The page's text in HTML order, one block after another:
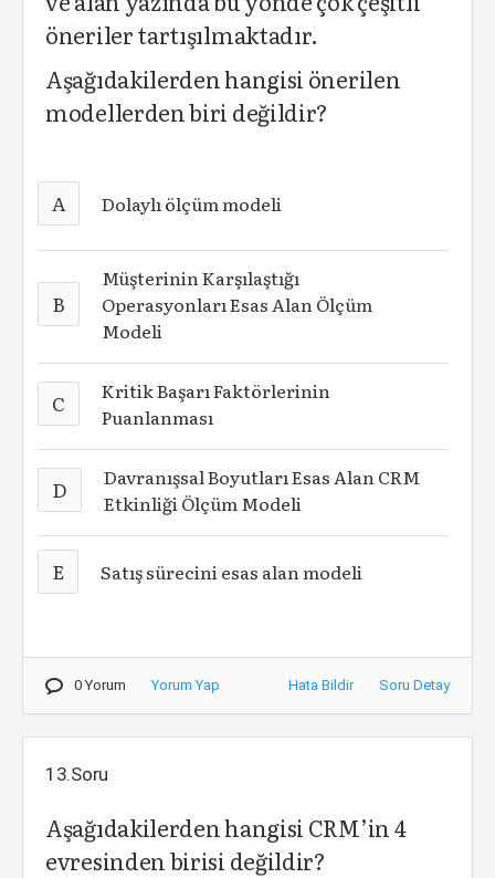
öneriler tartışılmaktadır.
Aşağıdakilerden hangisi önerilen
modellerden biri değildir?
A Dolaylı ölçüm modeli
B
Müşterinin Karşılaştığı
Operasyonları Esas Alan Ölçüm
Modeli
C
Kritik Başarı Faktörlerinin
Puanlanması
D
Davranışsal Boyutları Esas Alan CRM
Etkinliği Ölçüm Modeli
E Satış sürecini esas alan modeli
0 Yorum Yorum Yap Hata Bildir Soru Detay
13.Soru
Aşağıdakilerden hangisi CRM’in 4
evresinden birisi değildir?